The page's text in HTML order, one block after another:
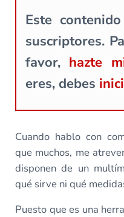
Este
suscriptores.
favor, hazte
eres, debes
Cuando hablo con
que muchos, me
disponen de un
qué sirve ni qué
Puesto que es una